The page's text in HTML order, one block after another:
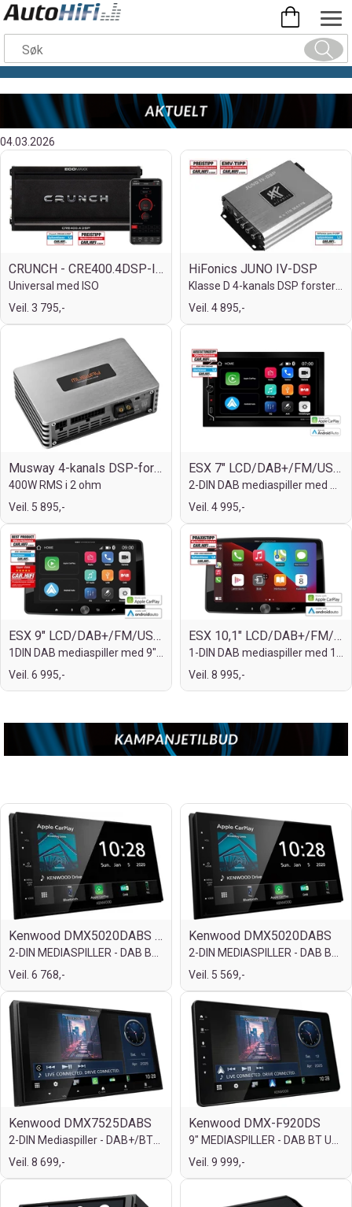
04.03.2026
CRUNCH - CRE400.4DSP-ISO
Universal med ISO
Veil. 3 795,-
HiFonics JUNO IV-DSP
Veil. 4 895,-
Musway 4-kanals DSP-forsterker
400W RMS i 2 ohm
Veil. 5 895,-
ESX 7" LCD/DAB+/FM/USB/SD/BT
Veil. 4 995,-
ESX 9" LCD/DAB+/FM/USB/SD/BT
Veil. 6 995,-
ESX 10,1" LCD/DAB+/FM/USB/SD/BT
Veil. 8 995,-
Kenwood DMX5020DABS m/trådløs adapter
2-DIN MEDIASPILLER - DAB BT USB/IPHONE
Veil. 6 768,-
Kenwood DMX5020DABS
2-DIN MEDIASPILLER - DAB BT USB/IPHONE
Veil. 5 569,-
Kenwood DMX7525DABS
Veil. 8 699,-
Kenwood DMX-F920DS
Veil. 9 999,-